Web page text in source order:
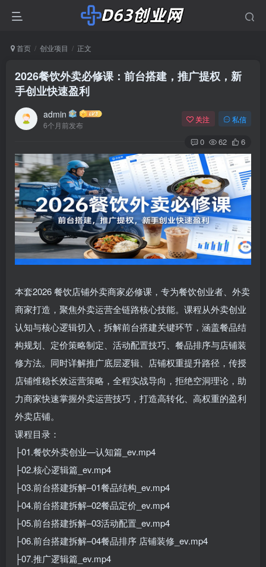
首页 创业项目 正文
2026餐饮外卖必修课：前台搭建，推广提权，新
手创业快速盈利
admin
6个月前发布
关注 私信
0 62 6
本套2026 餐饮店铺外卖商家必修课，专为餐饮创业者、外卖
商家打造，聚焦外卖运营全链路核心技能。课程从外卖创业
认知与核心逻辑切入，拆解前台搭建关键环节，涵盖餐品结
构规划、定价策略制定、活动配置技巧、餐品排序与店铺装
修方法。同时详解推广底层逻辑、店铺权重提升路径，传授
店铺维稳长效运营策略，全程实战导向，拒绝空洞理论，助
力商家快速掌握外卖运营技巧，打造高转化、高权重的盈利
外卖店铺。
课程目录：
├01.餐饮外卖创业—认知篇_ev.mp4
├02.核心逻辑篇_ev.mp4
├03.前台搭建拆解–01餐品结构_ev.mp4
├04.前台搭建拆解–02餐品定价_ev.mp4
├05.前台搭建拆解–03活动配置_ev.mp4
├06.前台搭建拆解–04餐品排序 店铺装修_ev.mp4
├07.推广逻辑篇_ev.mp4